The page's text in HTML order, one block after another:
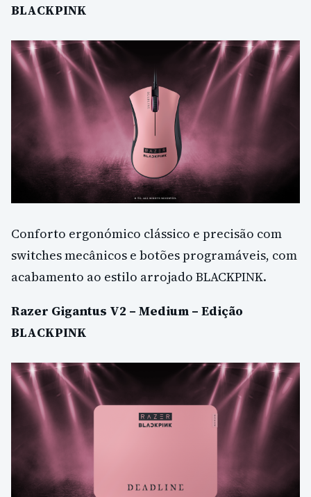
BLACKPINK
Conforto ergonómico clássico e precisão com
switches mecânicos e botões programáveis, com
acabamento ao estilo arrojado BLACKPINK.
Razer Gigantus V2 – Medium – Edição
BLACKPINK